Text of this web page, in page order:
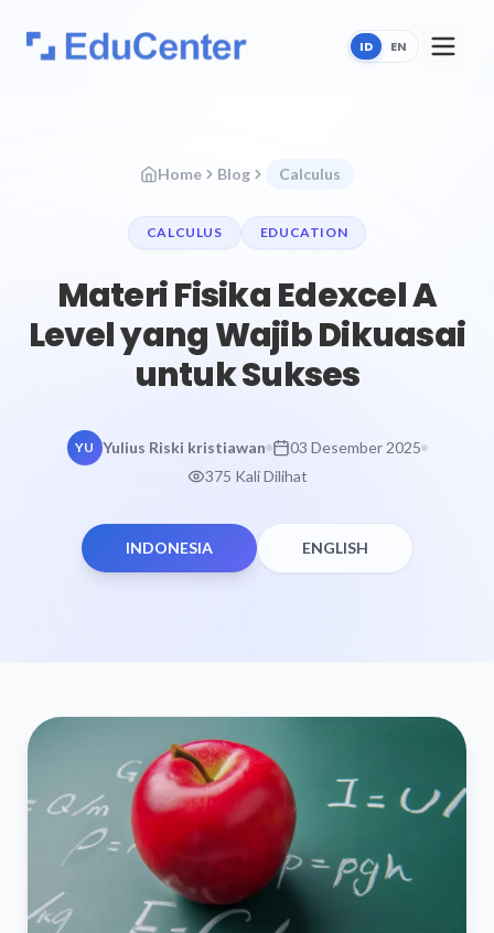
ID EN
Home Blog Calculus
CALCULUS EDUCATION
Materi Fisika Edexcel A
Level yang Wajib Dikuasai
untuk Sukses
YU Yulius Riski kristiawan
03 Desember 2025
375 Kali Dilihat
INDONESIA ENGLISH